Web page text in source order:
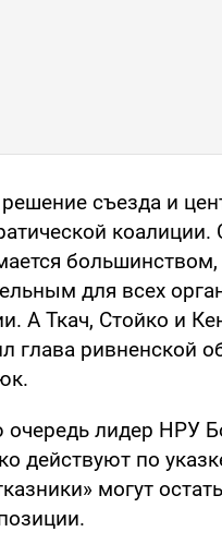
съезда и
коалиции.
для всех
А Ткач, Стойко и
глава ривненской
лидер НРУ
действуют по
могут